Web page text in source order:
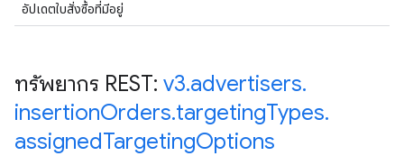
อัปเดตใบสั่งซื้อที่มีอยู่
ทรัพยากร REST: v3.advertisers.
insertionOrders.targetingTypes.
assignedTargetingOptions